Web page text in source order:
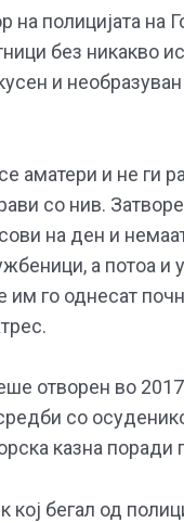
на полицијата на
без никакво
и
аматери и не ги
со нив.
на ден и
а потоа
им го однесат
отворен во
со
казна поради
кој бегал од